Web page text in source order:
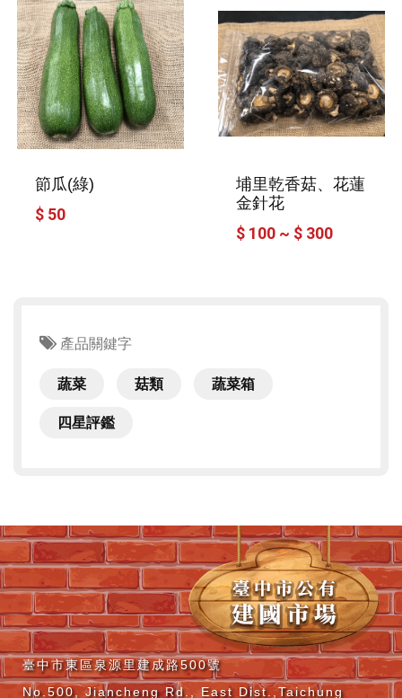
節瓜(綠)
$ 50
埔里乾香菇、花蓮
金針花
$ 100 ~ $ 300
產品關鍵字
蔬菜 菇類 蔬菜箱
四星評鑑
臺中市東區泉源里建成路500號
No.500, Jiancheng Rd., East Dist.,Taichung